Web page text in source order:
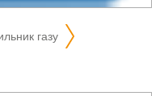
газу